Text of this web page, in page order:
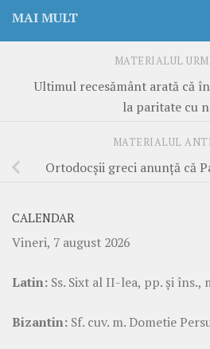
MAI MULT
MATERIALUL
Ultimul recesământ arată că
la paritate cu
MATERIALUL
Ortodocşii greci anunţă că
CALENDAR
Vineri, 7 august 2026
Latin: Ss. Sixt al II-lea, pp. şi îns.,
Bizantin: Sf. cuv. m. Dometie